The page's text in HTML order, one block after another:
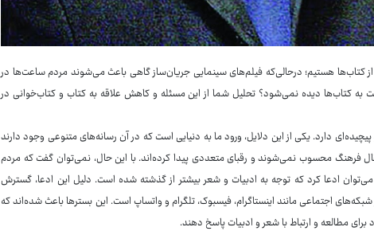
کتاب‌ها هستیم؛ درحالی‌که فیلم‌های سینمایی جریان‌ساز گاهی باعث می‌شوند مردم ساعت‌ها در
به کتاب‌ها دیده نمی‌شود؟ تحلیل شما از این مسئله و کاهش علاقه به کتاب و کتاب‌خوانی در
دارد. یکی از این دلایل، ورود ما به دنیایی است که در آن رسانه‌های متنوعی وجود دارند
فرهنگ محسوب نمی‌شوند و رقبای متعددی پیدا کرده‌اند. با این حال، نمی‌توان گفت که مردم
می‌توان ادعا کرد که توجه به ادبیات و شعر بیشتر از گذشته شده است. دلیل این ادعا، گسترش
اجتماعی مانند اینستاگرام، فیسبوک، تلگرام و واتساپ است. این بسترها باعث شده‌اند که
مطالعه و ارتباط با شعر و ادبیات پاسخ دهند.